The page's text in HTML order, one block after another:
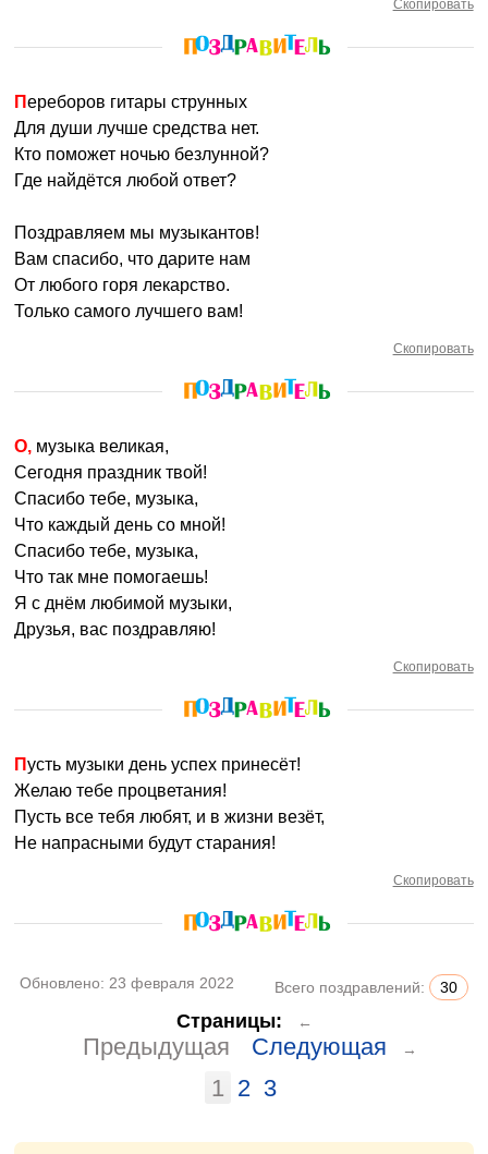
Скопировать
Переборов гитары струнных
Для души лучше средства нет.
Кто поможет ночью безлунной?
Где найдётся любой ответ?
Поздравляем мы музыкантов!
Вам спасибо, что дарите нам
От любого горя лекарство.
Только самого лучшего вам!
Скопировать
О, музыка великая,
Сегодня праздник твой!
Спасибо тебе, музыка,
Что каждый день со мной!
Спасибо тебе, музыка,
Что так мне помогаешь!
Я с днём любимой музыки,
Друзья, вас поздравляю!
Скопировать
Пусть музыки день успех принесёт!
Желаю тебе процветания!
Пусть все тебя любят, и в жизни везёт,
Не напрасными будут старания!
Скопировать
Обновлено: 23 февраля 2022 Всего поздравлений: 30
Страницы: ←
Предыдущая Следующая →
1 2 3